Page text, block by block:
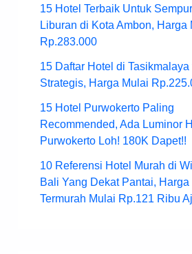
15 Hotel Terbaik Untuk
Liburan di Kota Ambon, Harga
Rp.283.000
15 Daftar Hotel di Tasikmalaya
Strategis, Harga Mulai
15 Hotel Purwokerto Paling
Recommended, Ada Luminor
Purwokerto Loh! 180K Dapet!!
10 Referensi Hotel Murah di
Bali Yang Dekat Pantai, Harga
Termurah Mulai Rp.121 Ribu